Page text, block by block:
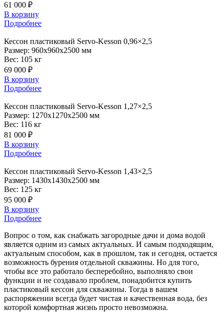
61 000 ₽
В корзину
Подробнее
Кессон пластиковый Servo-Kesson 0,96×2,5
Размер: 960x960x2500 мм
Вес: 105 кг
69 000 ₽
В корзину
Подробнее
Кессон пластиковый Servo-Kesson 1,27×2,5
Размер: 1270x1270x2500 мм
Вес: 116 кг
81 000 ₽
В корзину
Подробнее
Кессон пластиковый Servo-Kesson 1,43×2,5
Размер: 1430x1430x2500 мм
Вес: 125 кг
95 000 ₽
В корзину
Подробнее
Вопрос о том, как снабжать загородные дачи и дома водой
является одним из самых актуальных. И самым подходящим,
актуальным способом, как в прошлом, так и сегодня, остается
возможность бурения отдельной скважины. Но для того,
чтобы все это работало бесперебойно, выполняло свои
функции и не создавало проблем, понадобится купить
пластиковый кессон для скважины. Тогда в вашем
распоряжении всегда будет чистая и качественная вода, без
которой комфортная жизнь просто невозможна.